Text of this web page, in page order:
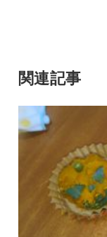
関連記事